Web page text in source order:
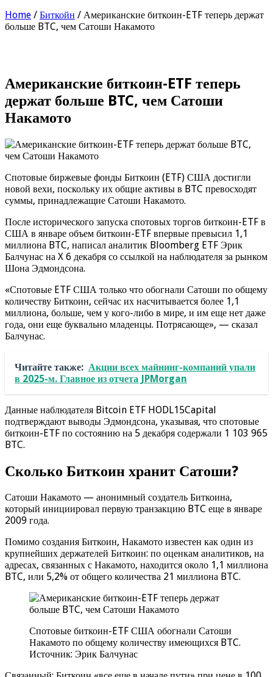
Home / Биткойн / Американские биткоин-ETF теперь держат
больше BTC, чем Сатоши Накамото
Американские биткоин-ETF теперь
держат больше BTC, чем Сатоши
Накамото
Спотовые биржевые фонды Биткоин (ETF) США достигли
новой вехи, поскольку их общие активы в BTC превосходят
суммы, принадлежащие Сатоши Накамото.
После исторического запуска спотовых торгов биткоин-ETF в
США в январе объем биткоин-ETF впервые превысил 1,1
миллиона BTC, написал аналитик Bloomberg ETF Эрик
Балчунас на X 6 декабря со ссылкой на наблюдателя за рынком
Шона Эдмондсона.
«Спотовые ETF США только что обогнали Сатоши по общему
количеству Биткоин, сейчас их насчитывается более 1,1
миллиона, больше, чем у кого-либо в мире, и им еще нет даже
года, они еще буквально младенцы. Потрясающе», — сказал
Балчунас.
Читайте также: Акции всех майнинг-компаний упали
в 2025-м. Главное из отчета JPMorgan
Данные наблюдателя Bitcoin ETF HODL15Capital
подтверждают выводы Эдмондсона, указывая, что спотовые
биткоин-ETF по состоянию на 5 декабря содержали 1 103 965
BTC.
Сколько Биткоин хранит Сатоши?
Сатоши Накамото — анонимный создатель Биткоина,
который инициировал первую транзакцию BTC еще в январе
2009 года.
Помимо создания Биткоин, Накамото известен как один из
крупнейших держателей Биткоин: по оценкам аналитиков, на
адресах, связанных с Накамото, находится около 1,1 миллиона
BTC, или 5,2% от общего количества 21 миллиона BTC.
Спотовые биткоин-ETF США обогнали Сатоши
Накамото по общему количеству имеющихся BTC.
Источник: Эрик Балчунас